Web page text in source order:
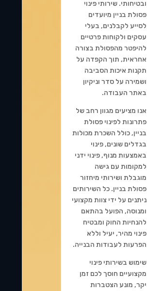
ובטיחותי. שירותי פינוי
פסולת בניין מיועדים
לסייע לקבלנים, בעלי
עסקים ולקוחות פרטיים
להיפטר מהפסולת בצורה
אחראית, תוך הקפדה על
תקנות איכות הסביבה
ושמירה על סדר וניקיון
באתר העבודה.
אנו מציעים מגוון רחב של
פתרונות לפינוי פסולת
בניין, כולל השכרת מכולות
בגדלים שונים, פינוי
באמצעות מנוף, פינוי ידני
למקומות עם גישה
מוגבלת ושירותי מיחזור
פסולת בניין. כל השירותים
ניתנים על ידי צוות מקצועי
ומנוסה, הפועל בהתאם
להנחיות החוק ומבטיח
פינוי מהיר, יעיל וללא
הפרעות לעבודות הבנייה.
שימוש בשירותי פינוי
מקצועיים חוסך לכם זמן
יקר, מונע הצטברות